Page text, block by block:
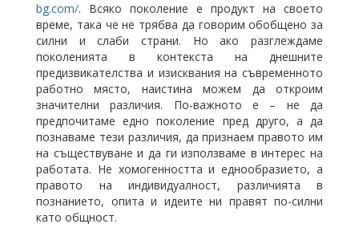
bg.com/. Всяко поколение е продукт на своето
време, така че не трябва да говорим обобщено за
силни и слаби страни. Но ако разглеждаме
поколенията в контекста на днешните
предизвикателства и изисквания на съвременното
работно място, наистина можем да откроим
значителни различия. По-важното е – не да
предпочитаме едно поколение пред друго, а да
познаваме тези различия, да признаем правото им
на съществуване и да ги използваме в интерес на
работата. Не хомогенността и еднообразието, а
правото на индивидуалност, различията в
познанието, опита и идеите ни правят по-силни
като общност.